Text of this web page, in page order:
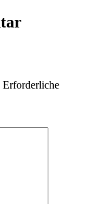
Erforderliche